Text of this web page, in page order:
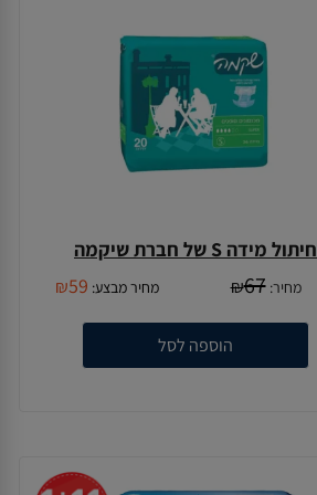
חיתול מידה S של חברת שיקמה
מחיר: ₪67 מחיר מבצע: ₪59
הוספה לסל